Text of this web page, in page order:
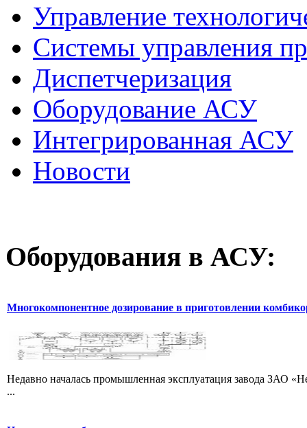
Управление
Системы управления
Диспетчеризация
Оборудование АСУ
Интегрированная АСУ
Новости
Оборудования в АСУ:
Многокомпонентное дозирование в приготовлении
Недавно началась промышленная эксплуатация завода ЗАО
...